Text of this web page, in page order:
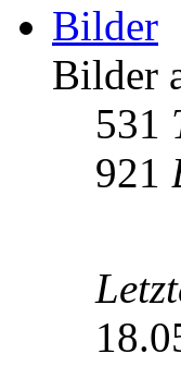
Bilder
Bilder
531
921